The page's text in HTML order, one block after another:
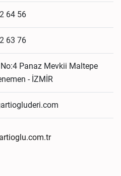
64 56
63 76
Panaz Mevkii Maltepe
- İZMİR